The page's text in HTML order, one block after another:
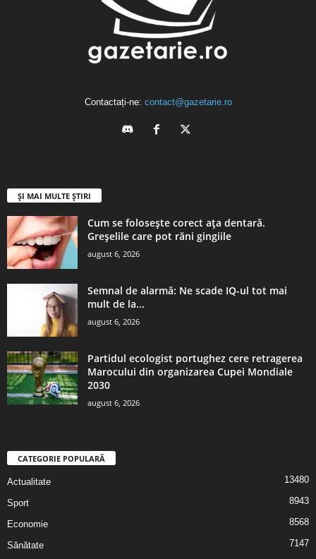
Contactați-ne: contact@gazetarie.ro
ȘI MAI MULTE ȘTIRI
Cum se folosește corect ața dentară.
Greșelile care pot răni gingiile
august 6, 2026
Semnal de alarmă: Ne scade IQ-ul tot mai
mult de la...
august 6, 2026
Partidul ecologist portughez cere retragerea
Marocului din organizarea Cupei Mondiale
2030
august 6, 2026
CATEGORIE POPULARĂ
Actualitate 13480
Sport 8943
Economie 8568
Sănătate
7147